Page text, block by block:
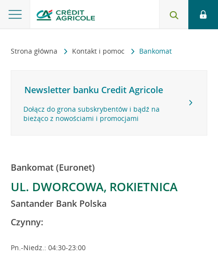
Strona główna Kontakt i pomoc Bankomat
Newsletter banku Credit Agricole
Dołącz do grona subskrybentów i bądź na
bieżąco z nowościami i promocjami
Bankomat (Euronet)
UL. DWORCOWA, ROKIETNICA
Santander Bank Polska
Czynny:
Pn.-Niedz.: 04:30-23:00